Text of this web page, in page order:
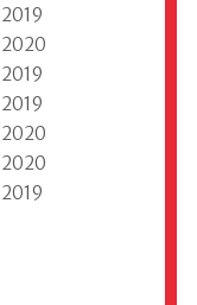
2019
2020
2019
2019
2020
2020
2019